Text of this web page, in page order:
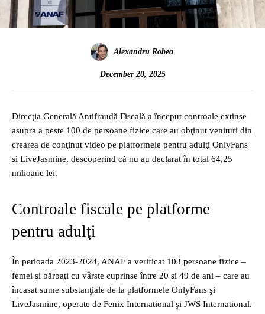
Alexandru Robea
December 20, 2025
Direcţia Generală Antifraudă Fiscală a început controale extinse
asupra a peste 100 de persoane fizice care au obţinut venituri din
crearea de conţinut video pe platformele pentru adulţi OnlyFans
şi LiveJasmine, descoperind că nu au declarat în total 64,25
milioane lei.
Controale fiscale pe platforme
pentru adulţi
În perioada 2023‑2024, ANAF a verificat 103 persoane fizice –
femei şi bărbaţi cu vârste cuprinse între 20 şi 49 de ani – care au
încasat sume substanţiale de la platformele OnlyFans şi
LiveJasmine, operate de Fenix International şi JWS International.